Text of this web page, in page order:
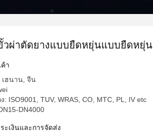
วผ่าตัดยางแบบยืดหยุ่นแบบยืดหยุ่น
า
เฮนาน, จีน
: ISO9001, TUV, WRAS, CO, MTC, PL, IV etc
DN4000
ะเงินและการจัดส่ง